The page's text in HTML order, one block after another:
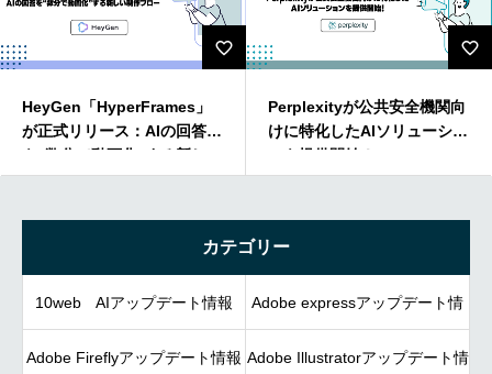
HeyGen「HyperFrames」
が正式リリース：AIの回答
を“数分で動画化”する新しい
制作フロー
Perplexityが公共安全機関向
けに特化したAIソリューショ
ンを提供開始！
カテゴリー
10web AIアップデート情報 Adobe expressアップデート情
報
Adobe Fireflyアップデート情報 Adobe Illustratorアップデート情